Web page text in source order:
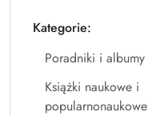
Kategorie:
Poradniki i albumy
Książki naukowe i
popularnonaukowe